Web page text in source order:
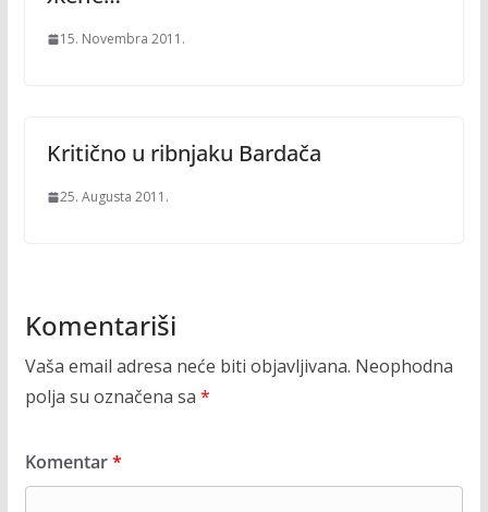
15. Novembra 2011.
Kritično u ribnjaku Bardača
25. Augusta 2011.
Komentariši
Vaša email adresa neće biti objavljivana. Neophodna
polja su označena sa *
Komentar*